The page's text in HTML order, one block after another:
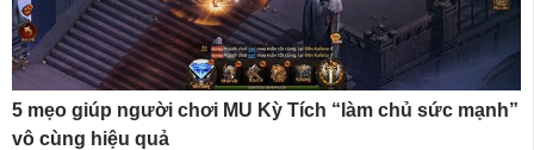
5 mẹo giúp người chơi MU Kỳ Tích “làm chủ sức mạnh”
vô cùng hiệu quả